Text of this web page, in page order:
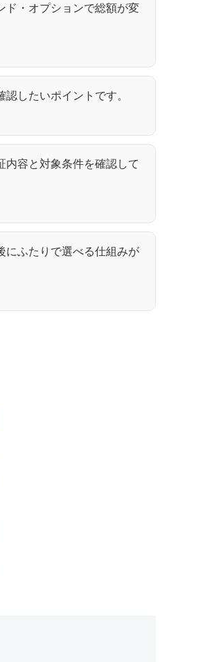
ド・オプションで総額が変
したいポイントです。
内容と対象条件を確認して
にふたりで選べる仕組みが